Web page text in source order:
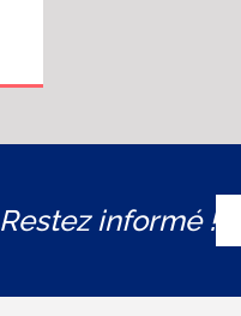
Restez informé !